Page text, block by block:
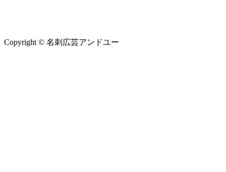
Copyright © 名刺広芸アンドユー